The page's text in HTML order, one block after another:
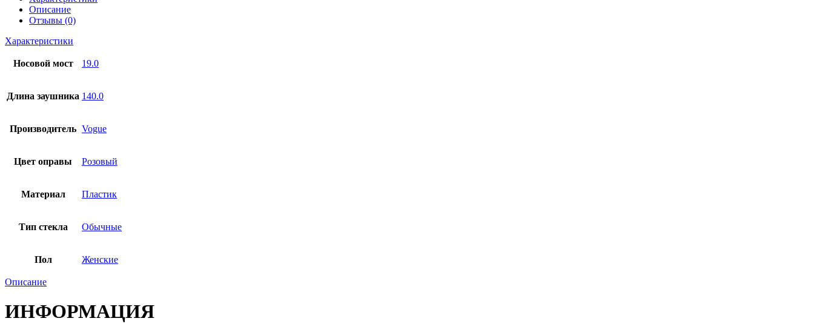
Описание
Отзывы (0)
Характеристики
Носовой мост 19.0
Длина заушника 140.0
Производитель Vogue
Цвет оправы Розовый
Материал Пластик
Тип стекла Обычные
Пол Женские
Описание
ИНФОРМАЦИЯ